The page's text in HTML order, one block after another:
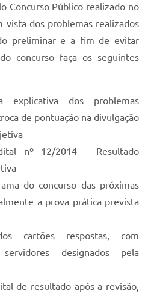
Concurso Público realizado no
dos problemas realizados
preliminar e a fim de evitar
concurso faça os seguintes
dos problemas
de pontuação na divulgação
nº 12/2014 – Resultado
do concurso das próximas
a prova prática prevista
cartões respostas, com
designados pela
de resultado após a revisão,